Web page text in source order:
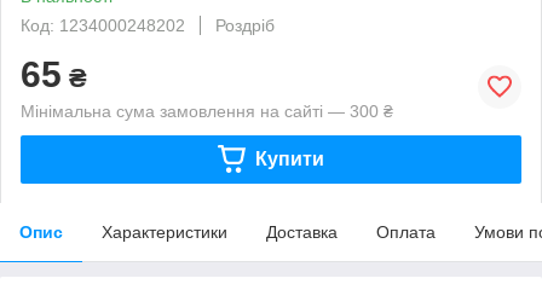
Код: 1234000248202
Роздріб
65 ₴
Мінімальна сума замовлення на сайті — 300 ₴
Купити
Опис Характеристики Доставка Оплата Умови